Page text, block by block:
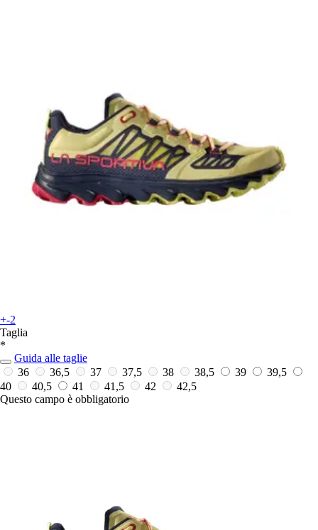
+-2
Taglia
*
Guida alle taglie
36
36,5 37 37,5 38 38,5 39
39,5
40
40,5 41 41,5 42
42,5
Questo campo è obbligatorio